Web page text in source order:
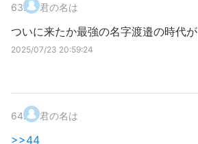
63. 君の名は
ついに来たか最強の名字渡邉の時代が
2025/07/23 20:59:24
64. 君の名は
>>44